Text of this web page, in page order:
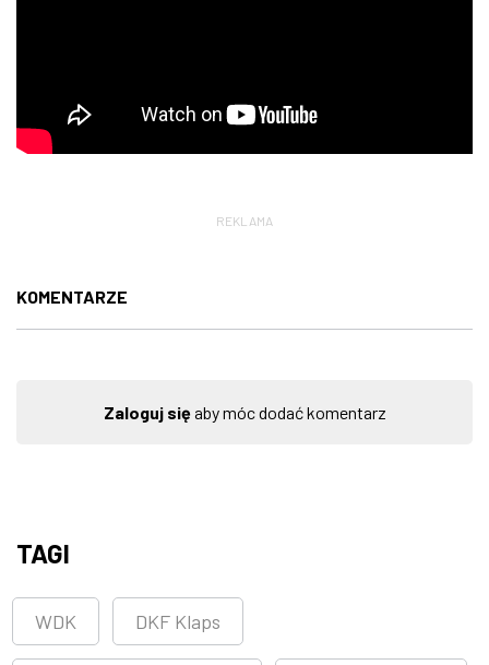
REKLAMA
KOMENTARZE
Zaloguj sięaby móc dodać komentarz
TAGI
WDK DKF Klaps